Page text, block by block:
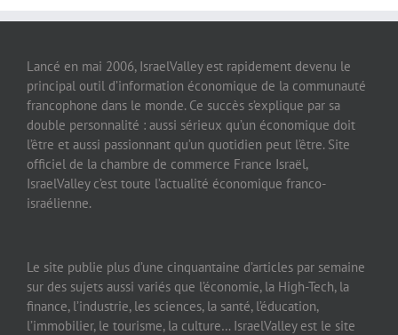
Lancé en mai 2006, IsraelValley est rapidement devenu le
principal outil d’information économique de la communauté
francophone dans le monde. Ce succès s’explique par sa
double personnalité : aussi sérieux qu’un économique doit
l’être et aussi passionnant qu’un quotidien peut l’être. Site
officiel de la chambre de commerce France Israël,
IsraelValley c’est toute l’actualité économique franco-
israélienne.
Le site publie plus d’une cinquantaine d’articles par semaine
sur des sujets aussi variés que l’économie, la High-Tech, la
finance, l’industrie, les sciences, la santé, l’éducation,
l’immobilier, le tourisme, la culture… IsraelValley est le site